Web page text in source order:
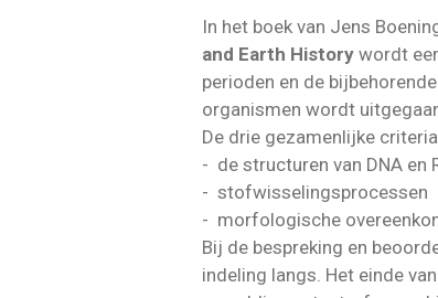
In het boek van Jens
and Earth History wordt
perioden en de
organismen wordt
De drie gezamenlijke
- de structuren van DNA en
- stofwisselingsprocessen
- morfologische
Bij de bespreking en
indeling langs. Het einde